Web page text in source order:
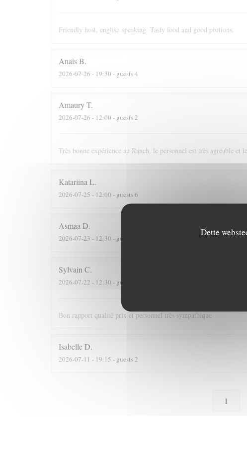
Dette
Friendly host, english speaking. Tasty food and good portions.
AnaisB
2026-07-26 - 19:30 - guests 4
AmauryT
2026-07-26 - 12:00 - guests 2
Très bonne expérience au Ranch, le personnel est très agréable
Katariina L
2026-07-25 - 12:00 - guests 6
Asmaa D
2026-07-23 - 12:30 - guests 2
Sylvain C
2026-07-22 - 12:30 - guests 3
Bon rapport qualité prix et personnel très sympathique
IsabelleD
2026-07-11 - 19:15 - guests 2
1